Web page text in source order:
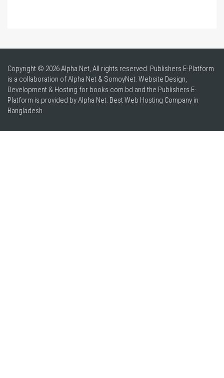
Copyright © 2026 Alpha Net, All rights reserved. Publishers E-Platform
is a collaboration of Alpha Net & SomoyNet. Website Design,
Development & Hosting for books.com.bd and the Publishers E-
Platform is provided by Alpha Net. BestWeb Hosting Company in
Bangladesh.